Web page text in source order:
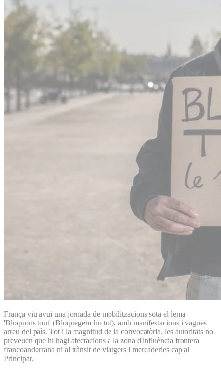
França viu avui una jornada de mobilitzacions sota el lema
'Bloquons tout' (Bloquegem-ho tot), amb manifestacions i vagues
arreu del país. Tot i la magnitud de la convocatòria, les autoritats no
preveuen que hi hagi afectacions a la zona d'influència frontera
francoandorrana ni al trànsit de viatgers i mercaderies cap al
Principat.